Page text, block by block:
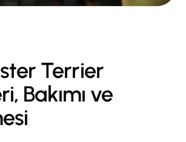
Terrier
Bakımı ve